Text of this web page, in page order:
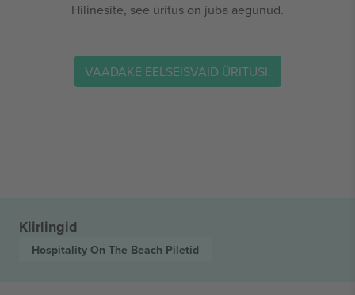
Hilinesite, see üritus on juba aegunud.
VAADAKE EELSEISVAID ÜRITUSI.
Kiirlingid
Hospitality On The Beach Piletid